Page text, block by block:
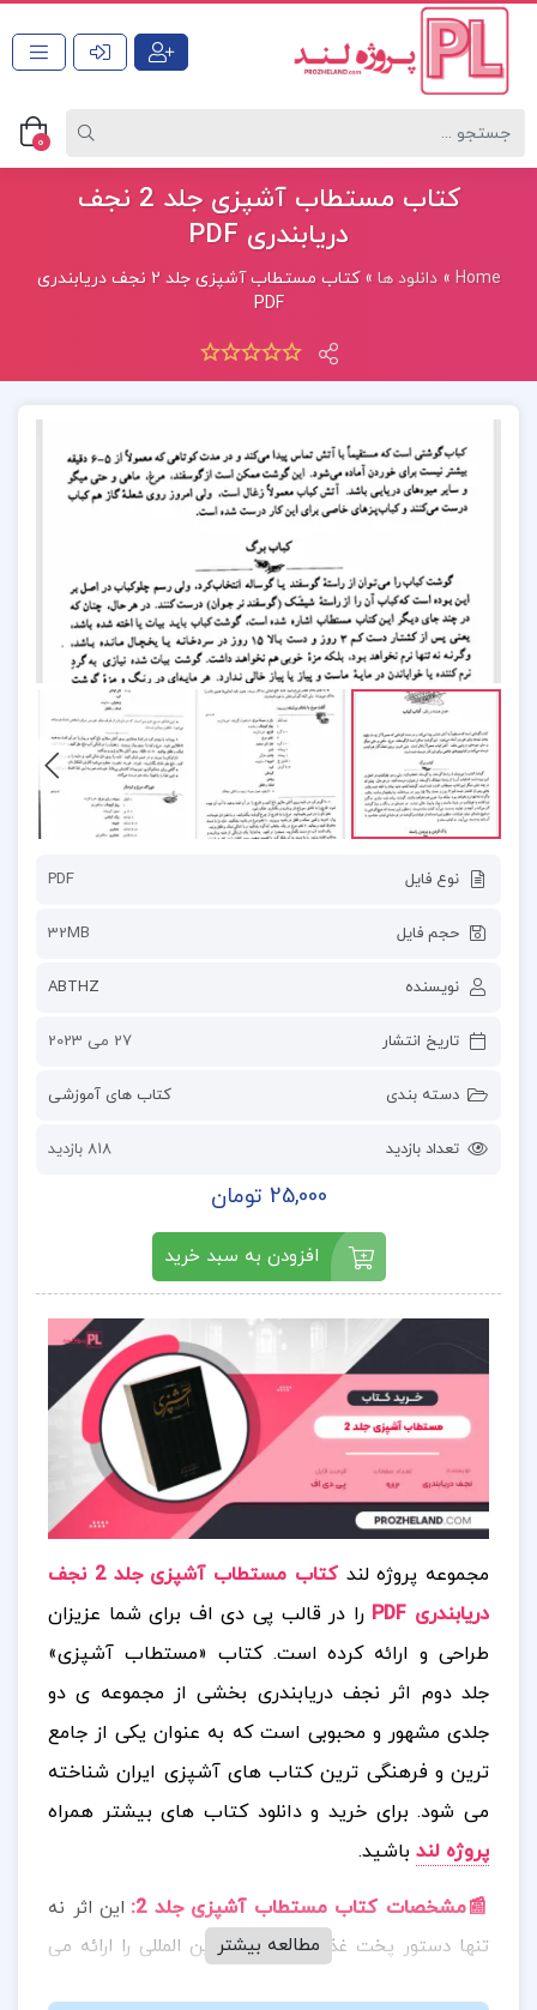
0
کتاب مستطاب آشپزی جلد 2 نجف
دریابندری PDF
Home
»دانلود ها »
کتاب مستطاب آشپزی جلد 2 نجف دریابندری
PDF
نوع فایل PDF
حجم فایل 32MB
نویسنده ABTHZ
تاریخ انتشار 27 می 2023
دسته بندی کتاب های آموزشی
تعداد بازدید 818 بازدید
25,000 تومان
افزودن به سبد خرید
مجموعه پروژه لند
کتاب مستطاب آشپزی جلد 2 نجف
دریابندری PDF
را در قالب پی دی اف برای شما عزیزان
طراحی و ارائه کرده است. کتاب «مستطاب آشپزی»
جلد دوم اثر نجف دریابندری بخشی از مجموعه ی دو
جلدی مشهور و محبوبی است که به عنوان یکی از جامع
ترین و فرهنگی ترین کتاب های آشپزی ایران شناخته
می شود. برای خرید و دانلود کتاب های بیشتر همراه
پروژه لند باشید.
📰مشخصات کتاب مستطاب آشپزی جلد 2 : این اثر نه
تنها دستور پخت غذاهای ایرانی و بین المللی را ارائه می
مطالعه بیشتر